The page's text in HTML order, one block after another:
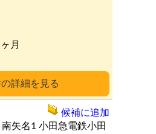
詳細
ヶ月
南矢名1 小田急電鉄小田
候補に追加